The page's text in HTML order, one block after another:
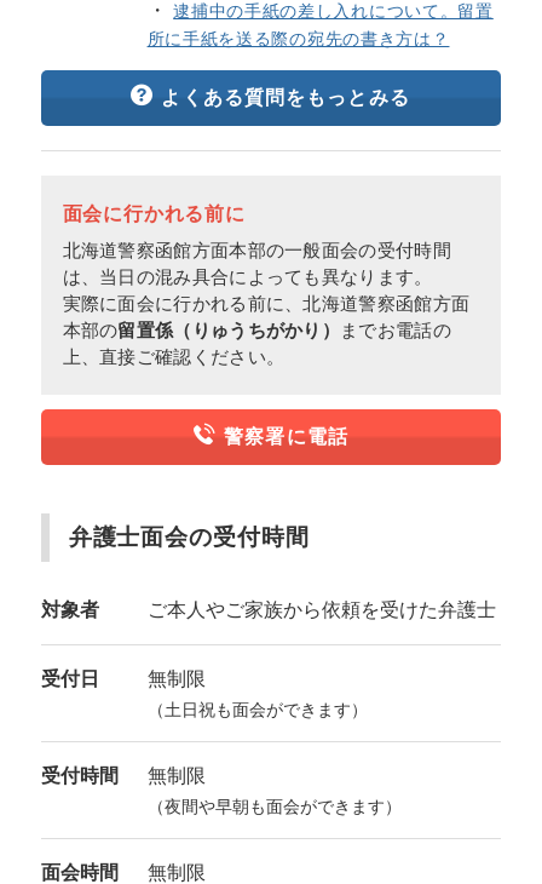
逮捕中の手紙の差し入れについて。留置
所に手紙を送る際の宛先の書き方は？
よくある質問をもっとみる
面会に行かれる前に
北海道警察函館方面本部の一般面会の受付時間
は、当日の混み具合によっても異なります。
実際に面会に行かれる前に、北海道警察函館方面
本部の留置係（りゅうちがかり）
までお電話の
上、直接ご確認ください。
警察署に電話
弁護士面会の受付時間
対象者 ご本人やご家族から依頼を受けた弁護士
受付日 無制限
（土日祝も面会ができます）
受付時間 無制限
（夜間や早朝も面会ができます）
面会時間 無制限